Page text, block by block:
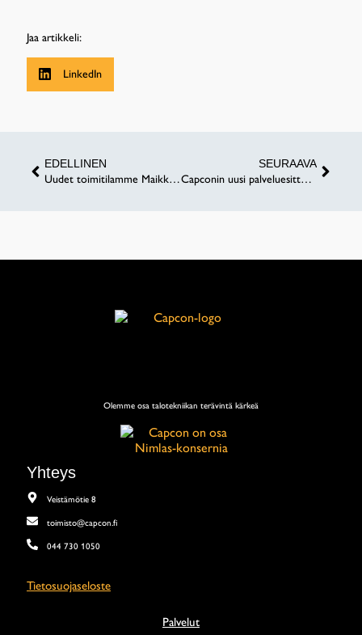
Jaa artikkeli:
LinkedIn
EDELLINEN
Uudet toimitilamme Maikkulassa – Lisätilaa ja uusia mahdollisuuksia
SEURAAVA
Capconin uusi palveluesittelyvideo
Olemme osa talotekniikan terävintä kärkeä
Yhteys
Veistämötie 8
toimisto@capcon.fi
044 730 1050
Tietosuojaseloste
Palvelut